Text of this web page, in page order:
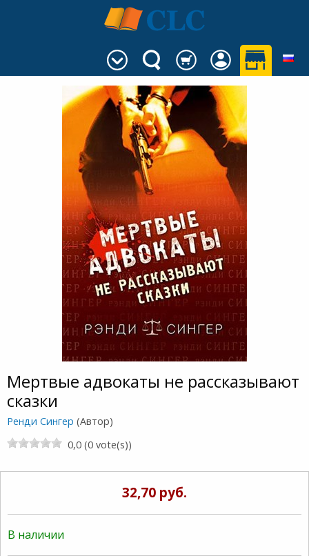
Мертвые адвокаты не рассказывают
сказки
Ренди Сингер (Автор)
0,0 (0 vote(s))
32,70 руб.
В наличии